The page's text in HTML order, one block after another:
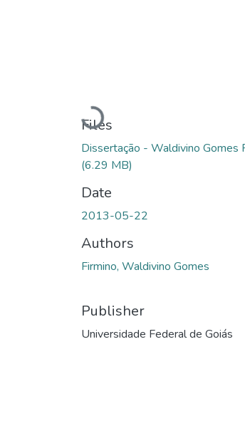
Loading...
Files
Dissertação - Waldivino Gomes
(6.29 MB)
Date
2013-05-22
Authors
Firmino, Waldivino Gomes
Publisher
Universidade Federal de Goiás